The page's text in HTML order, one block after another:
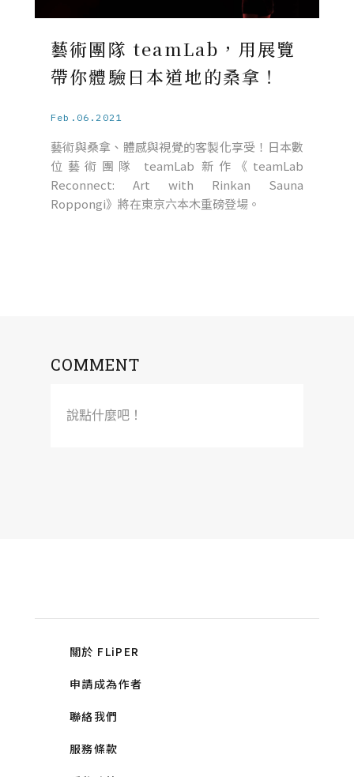
藝術團隊 teamLab，用展覽
帶你體驗日本道地的桑拿！
Feb.06.2021
藝術與桑拿、體感與視覺的客製化享受！日本數
位藝術團隊 teamLab 新作《teamLab
Reconnect: Art with Rinkan Sauna
Roppongi》將在東京六本木重磅登場。
COMMENT
說點什麼吧！
關於 FLiPER
申請成為作者
聯絡我們
服務條款